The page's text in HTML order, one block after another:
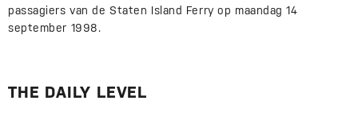
passagiers van de Staten Island Ferry op maandag 14
september 1998.
THE DAILY LEVEL